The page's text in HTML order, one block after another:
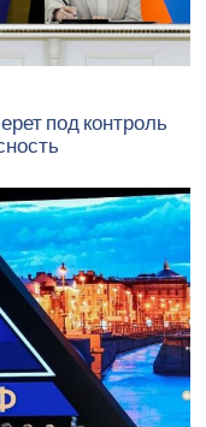
под контроль